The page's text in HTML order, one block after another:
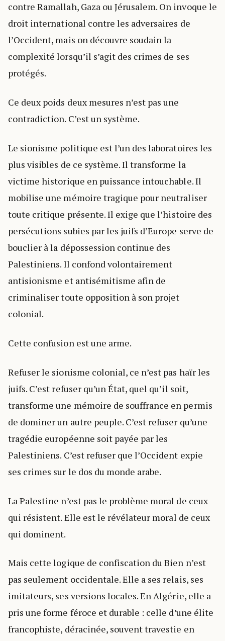
contre Ramallah, Gaza ou Jérusalem. On invoque le
droit international contre les adversaires de
l’Occident, mais on découvre soudain la
complexité lorsqu’il s’agit des crimes de ses
protégés.
Ce deux poids deux mesures n’est pas une
contradiction. C’est un système.
Le sionisme politique est l’un des laboratoires les
plus visibles de ce système. Il transforme la
victime historique en puissance intouchable. Il
mobilise une mémoire tragique pour neutraliser
toute critique présente. Il exige que l’histoire des
persécutions subies par les juifs d’Europe serve de
bouclier à la dépossession continue des
Palestiniens. Il confond volontairement
antisionisme et antisémitisme afin de
criminaliser toute opposition à son projet
colonial.
Cette confusion est une arme.
Refuser le sionisme colonial, ce n’est pas haïr les
juifs. C’est refuser qu’un État, quel qu’il soit,
transforme une mémoire de souffrance en permis
de dominer un autre peuple. C’est refuser qu’une
tragédie européenne soit payée par les
Palestiniens. C’est refuser que l’Occident expie
ses crimes sur le dos du monde arabe.
La Palestine n’est pas le problème moral de ceux
qui résistent. Elle est le révélateur moral de ceux
qui dominent.
Mais cette logique de confiscation du Bien n’est
pas seulement occidentale. Elle a ses relais, ses
imitateurs, ses versions locales. En Algérie, elle a
pris une forme féroce et durable : celle d’une élite
francophiste, déracinée, souvent travestie en